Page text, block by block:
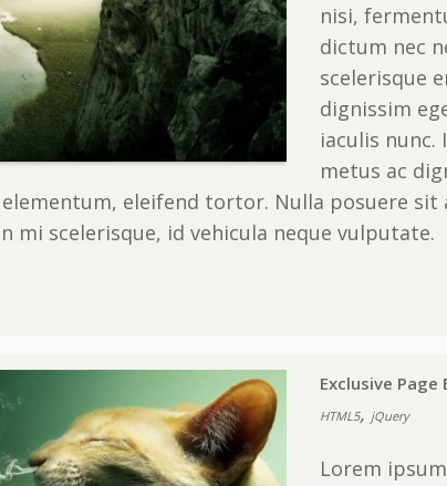
nisi,
dictum nec
scelerisque
dignissim
iaculis
metus ac
eleifend tortor. Nulla posuere
mi scelerisque, id vehicula neque vulputate.
Exclusive Page
HTML5, jQuery
Lorem